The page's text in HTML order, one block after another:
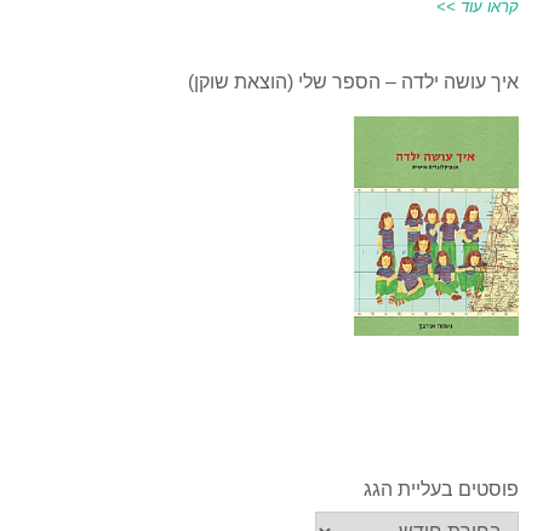
קראו עוד >>
איך עושה ילדה – הספר שלי (הוצאת שוקן)
פוסטים בעליית הגג